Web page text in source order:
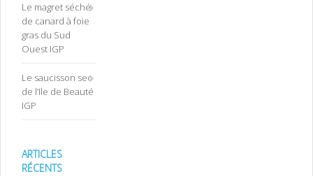
Le magret séché
de canard à foie
gras du Sud
Ouest IGP
Le saucisson sec
de l’Ile de Beauté
IGP
ARTICLES
RÉCENTS